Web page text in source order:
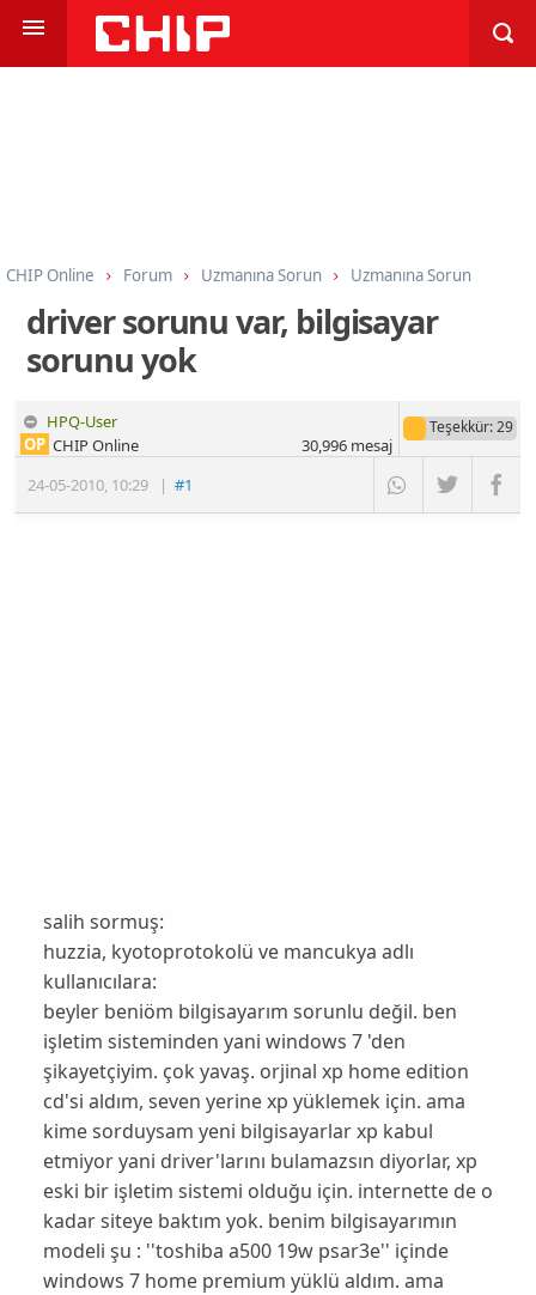
CHIP Online Forum Uzmanına Sorun Uzmanına Sorun
driver sorunu var, bilgisayar
sorunu yok
HPQ-User
24-05-2010, 10:29 |#1
OP CHIP Online
Teşekkür: 29
30,996mesaj
salih sormuş:
huzzia, kyotoprotokolü ve mancukya adlı
kullanıcılara:
beyler beniöm bilgisayarım sorunlu değil. ben
işletim sisteminden yani windows 7 'den
şikayetçiyim. çok yavaş. orjinal xp home edition
cd'si aldım, seven yerine xp yüklemek için. ama
kime sorduysam yeni bilgisayarlar xp kabul
etmiyor yani driver'larını bulamazsın diyorlar, xp
eski bir işletim sistemi olduğu için. internette de o
kadar siteye baktım yok. benim bilgisayarımın
modeli şu : ''toshiba a500 19w psar3e'' içinde
windows 7 home premium yüklü aldım. ama